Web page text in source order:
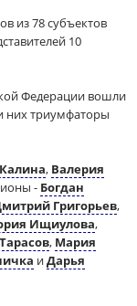
из 78 субъектов
10
Федерации вошли
них триумфаторы
, Валерия
- Богдан
Григорьев,
Ищиулова,
, Мария
иДарья